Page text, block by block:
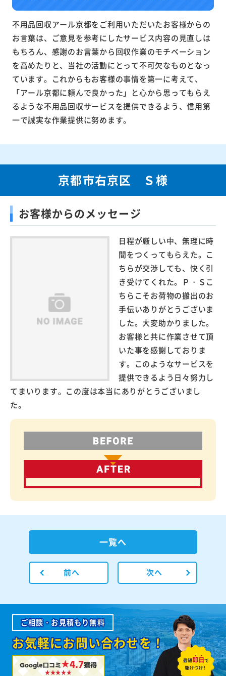
不用品回収アール京都をご利用いただいたお客様からの
お言葉は、ご意見を参考にしたサービス内容の見直しは
もちろん、感謝のお言葉から回収作業のモチベーション
を高めたりと、当社の活動にとって不可欠なものとなっ
ています。これからもお客様の事情を第一に考えて、
「アール京都に頼んで良かった」と心から思ってもらえ
るような不用品回収サービスを提供できるよう、信用第
一で誠実な作業提供に努めます。
京都市右京区 Ｓ様
お客様からのメッセージ
日程が厳しい中、無理に時
間をつくってもらえた。こ
ちらが交渉しても、快く引
き受けてくれた。Ｐ・Ｓこ
ちらこそお荷物の搬出のお
手伝いありがとうございま
した。大変助かりました。
お客様と共に作業させて頂
いた事を感謝しておりま
す。このようなサービスを
提供できるよう日々努力し
てまいります。この度は本当にありがとうございまし
た。
前へ
一覧へ
次へ
ご相談・お見積もり無料
お気軽にお問い合わせを！
Google口コミ★4.7獲得